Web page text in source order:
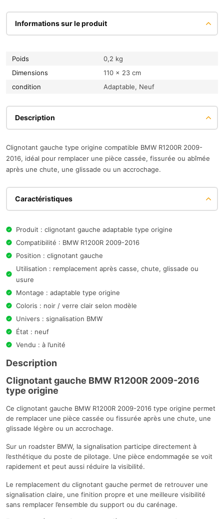
Informations sur le produit
Poids
0,2 kg
Dimensions
110 × 23 cm
condition
Adaptable, Neuf
Description
Clignotant gauche type origine compatible BMW R1200R 2009-
2016, idéal pour remplacer une pièce cassée, fissurée ou abîmée
après une chute, une glissade ou un accrochage.
Caractéristiques
Produit : clignotant gauche adaptable type origine
Compatibilité : BMW R1200R 2009-2016
Position : clignotant gauche
Utilisation : remplacement après casse, chute, glissade ou
usure
Montage : adaptable type origine
Coloris : noir / verre clair selon modèle
Univers : signalisation BMW
État : neuf
Vendu : à l’unité
Description
Clignotant gauche BMW R1200R 2009-2016
type origine
Ce clignotant gauche BMW R1200R 2009-2016 type origine permet
de remplacer une pièce cassée ou fissurée après une chute, une
glissade légère ou un accrochage.
Sur un roadster BMW, la signalisation participe directement à
l’esthétique du poste de pilotage. Une pièce endommagée se voit
rapidement et peut aussi réduire la visibilité.
Le remplacement du clignotant gauche permet de retrouver une
signalisation claire, une finition propre et une meilleure visibilité
sans remplacer l’ensemble du support ou du carénage.